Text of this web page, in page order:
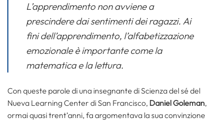
L’apprendimento non avviene a
prescindere dai sentimenti dei ragazzi. Ai
fini dell’apprendimento, l’alfabetizzazione
emozionale è importante come la
matematica e la lettura.
Con queste parole di una insegnante di Scienza del sé del
Nueva Learning Center di San Francisco, Daniel Goleman,
ormai quasi trent’anni, fa argomentava la sua convinzione